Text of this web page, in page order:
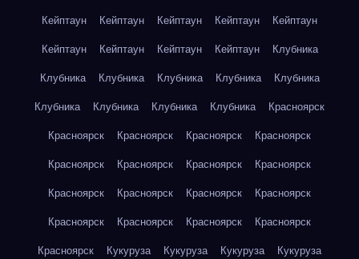
Кейптаун
Кейптаун Кейптаун Кейптаун
Кейптаун
Кейптаун
Кейптаун Кейптаун Кейптаун
Клубника
Клубника
Клубника Клубника Клубника
Клубника
Клубника
Клубника Клубника Клубника
Красноярск
Красноярск
Красноярск Красноярск
Красноярск
Красноярск
Красноярск Красноярск
Красноярск
Красноярск
Красноярск Красноярск
Красноярск
Красноярск
Красноярск Красноярск
Красноярск
Красноярск
Кукуруза Кукуруза Кукуруза
Кукуруза